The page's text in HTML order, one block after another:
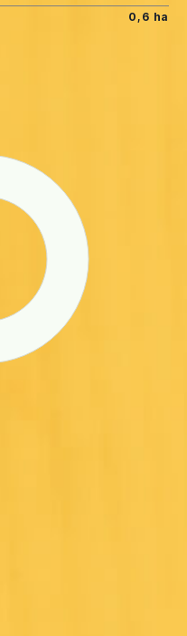
0,6 ha